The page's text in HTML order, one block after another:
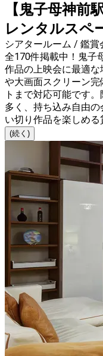
【鬼子母神前
レンタルスペ
シアタールーム / 鑑賞
全170件掲載中！鬼子
作品の上映会に最適
や大画面スクリーン
トまで対応可能です
多く、持ち込み自由
い切り作品を楽しめる
(続く)